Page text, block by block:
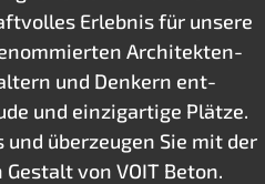
Er­leb­nis für unsere
Architekten­
und Denkern ent­
und einzig­artige Plätze.
und überzeugen Sie mit der
von VOIT Beton.